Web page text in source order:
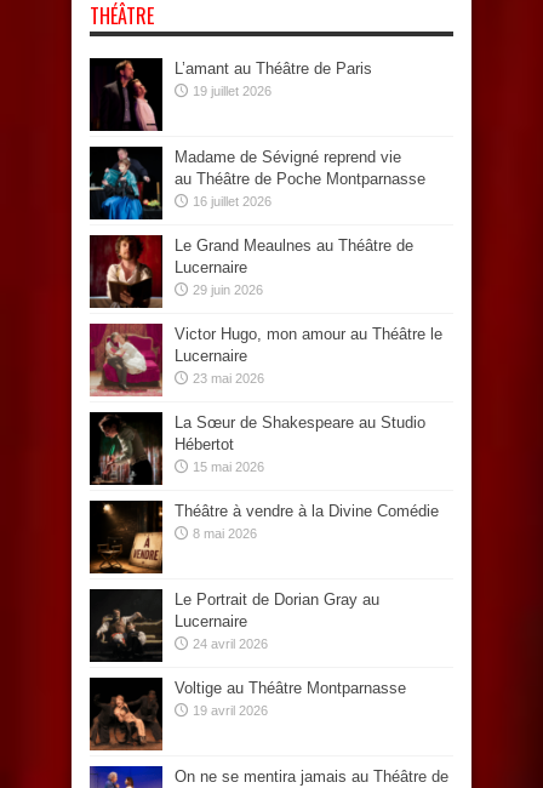
THÉÂTRE
L’amant au Théâtre de Paris
19 juillet 2026
Madame de Sévigné reprend vie
au Théâtre de Poche Montparnasse
16 juillet 2026
Le Grand Meaulnes au Théâtre de
Lucernaire
29 juin 2026
Victor Hugo, mon amour au Théâtre le
Lucernaire
23 mai 2026
La Sœur de Shakespeare au Studio
Hébertot
15 mai 2026
Théâtre à vendre à la Divine Comédie
8 mai 2026
Le Portrait de Dorian Gray au
Lucernaire
24 avril 2026
Voltige au Théâtre Montparnasse
19 avril 2026
On ne se mentira jamais au Théâtre de